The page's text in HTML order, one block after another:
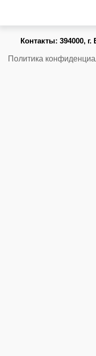
Контакты: 394000,
Политика